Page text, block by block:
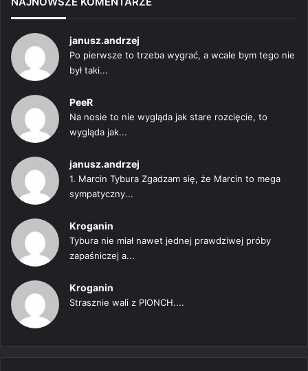
janusz.andrzej
Po pierwsze to trzeba wygrać, a wcale bym tego nie
był taki...
PeeR
Na nosie to nie wygląda jak stare rozcięcie, to
wygląda jak...
janusz.andrzej
1. Marcin Tybura Zgadzam się, że Marcin to mega
sympatyczny...
Kroganin
Tybura nie miał nawet jednej prawdziwej próby
zapaśniczej a...
Kroganin
Strasznie wali z PIONCH....